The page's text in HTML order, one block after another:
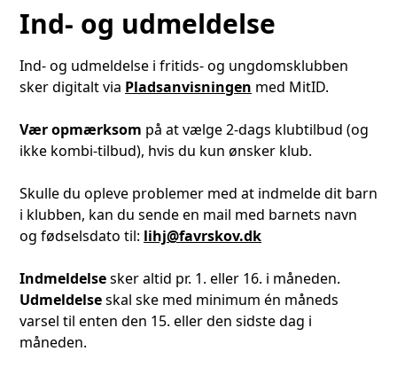
Ind- og udmeldelse
Ind- og udmeldelse i fritids- og ungdomsklubben
sker digitalt via Pladsanvisningen med MitID.
Vær opmærksom på at vælge 2-dags klubtilbud (og
ikke kombi-tilbud), hvis du kun ønsker klub.
Skulle du opleve problemer med at indmelde dit barn
i klubben, kan du sende en mail med barnets navn
og fødselsdato til: lihj@favrskov.dk
Indmeldelsesker altid pr. 1. eller 16. i måneden.
Udmeldelseskal ske med minimum én måneds
varsel til enten den 15. eller den sidste dag i
måneden.